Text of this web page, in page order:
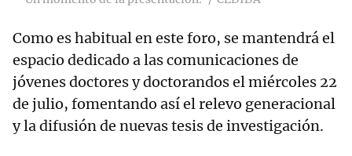
Como es habitual en este foro, se mantendrá el
espacio dedicado a las comunicaciones de
jóvenes doctores y doctorandos el miércoles 22
de julio, fomentando así el relevo generacional
y la difusión de nuevas tesis de investigación.